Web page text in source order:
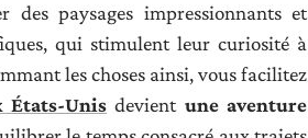
paysages impressionnants et
qui stimulent leur curiosité à
les choses ainsi, vous facilitez
États-Unis devient une aventure